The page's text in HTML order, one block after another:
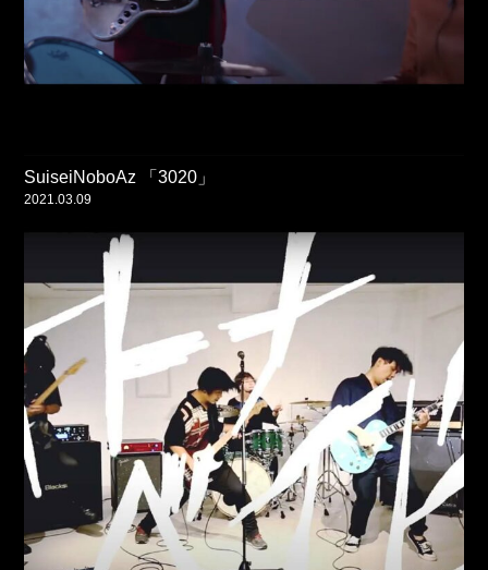
SuiseiNoboAz 「3020」
2021.03.09